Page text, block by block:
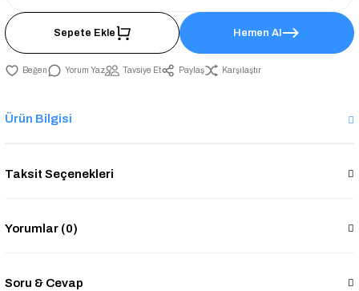
Sepete Ekle Hemen Al
Yorum Yaz Tavsiye Et Paylaş Karşılaştır
Ürün Bilgisi
Taksit Seçenekleri
Yorumlar (0)
Soru & Cevap